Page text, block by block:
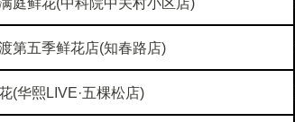
第五季鲜花店(知春路店)
(华熙LIVE·五棵松店)